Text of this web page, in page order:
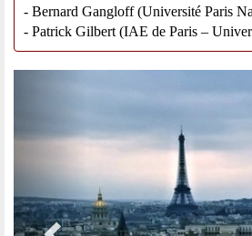
- Bernard Gangloff (Université Paris
- Patrick Gilbert (IAE de Paris –